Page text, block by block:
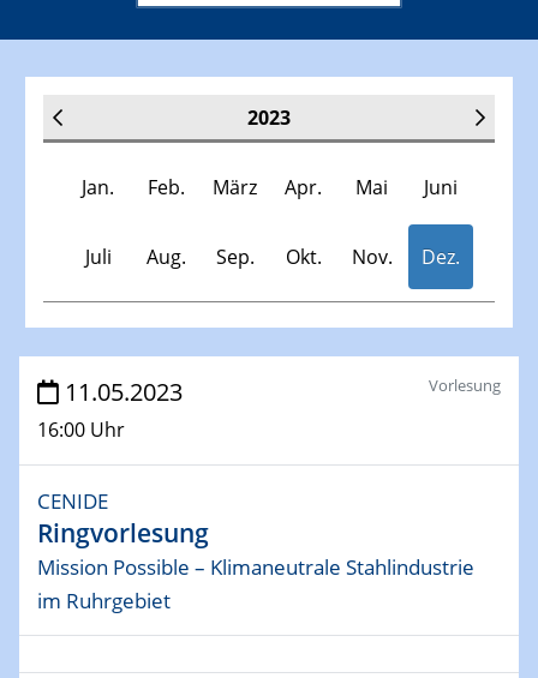
2023
Jan. Feb. März Apr. Mai Juni
Juli Aug. Sep. Okt. Nov. Dez.
Veranstaltungen
30.11.-0001 - 06.02.2025
SFB/TRR 247 Seminar
10.01.2023
SFB 1242 Kolloquium
11.01.2023
Physikalisches Kolloquium
11.05.2023
16:00 Uhr
Vorlesung
CENIDE
Ringvorlesung
Mission Possible – Klimaneutrale Stahlindustrie
im Ruhrgebiet